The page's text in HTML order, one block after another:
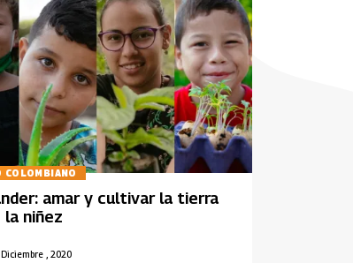
COLOMBIANO
, 2020
amar y cultivar la tierra
la niñez